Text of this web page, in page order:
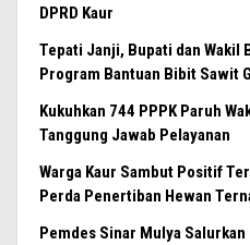
DPRD Kaur
Tepati Janji, Bupati dan Wakil
Program Bantuan Bibit Sawit
Kukuhkan 744 PPPK Paruh
Tanggung Jawab Pelayanan
Warga Kaur Sambut Positif
Perda Penertiban Hewan
Pemdes Sinar Mulya Salurkan